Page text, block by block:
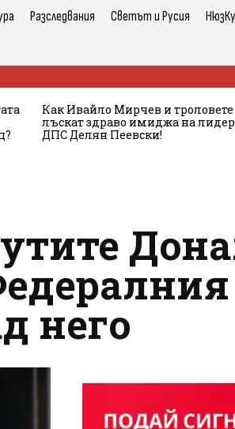
Разследвания Светът и Русия
Как Ивайло Мирчев и
лъскат здраво имиджа на
ДПС Делян Пеевски!
него